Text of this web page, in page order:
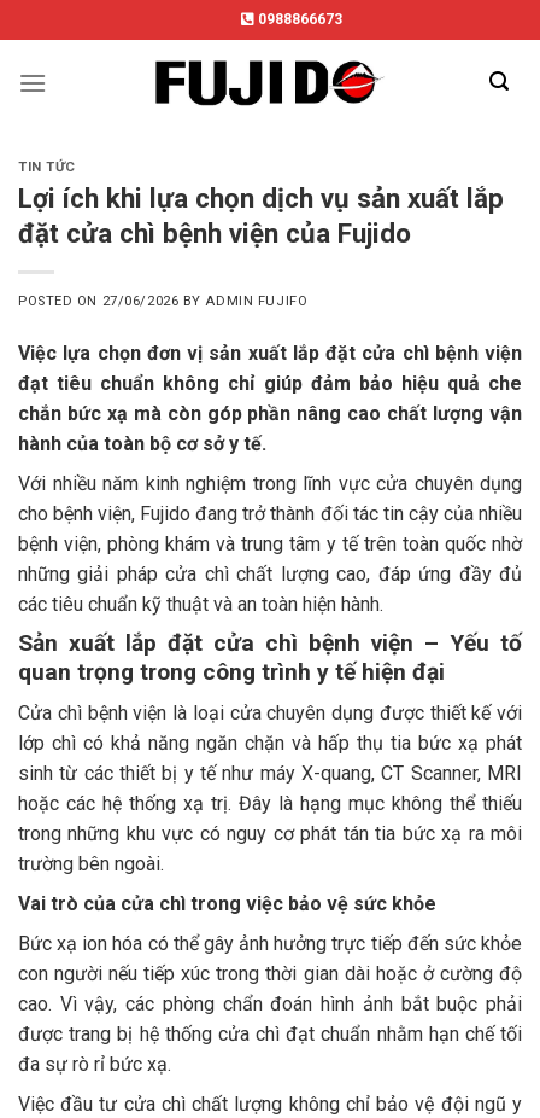
to
content
0988866673
TIN TỨC
Lợi ích khi lựa chọn dịch vụ sản xuất lắp
đặt cửa chì bệnh viện của Fujido
POSTED ON 27/06/2026 BY ADMIN FUJIFO
Việc lựa chọn đơn vị sản xuất lắp đặt cửa chì bệnh viện
đạt tiêu chuẩn không chỉ giúp đảm bảo hiệu quả che
chắn bức xạ mà còn góp phần nâng cao chất lượng vận
hành của toàn bộ cơ sở y tế.
Với nhiều năm kinh nghiệm trong lĩnh vực cửa chuyên dụng
cho bệnh viện, Fujido đang trở thành đối tác tin cậy của nhiều
bệnh viện, phòng khám và trung tâm y tế trên toàn quốc nhờ
những giải pháp cửa chì chất lượng cao, đáp ứng đầy đủ
các tiêu chuẩn kỹ thuật và an toàn hiện hành.
Sản xuất lắp đặt cửa chì bệnh viện – Yếu tố
quan trọng trong công trình y tế hiện đại
Cửa chì bệnh viện là loại cửa chuyên dụng được thiết kế với
lớp chì có khả năng ngăn chặn và hấp thụ tia bức xạ phát
sinh từ các thiết bị y tế như máy X-quang, CT Scanner, MRI
hoặc các hệ thống xạ trị. Đây là hạng mục không thể thiếu
trong những khu vực có nguy cơ phát tán tia bức xạ ra môi
trường bên ngoài.
Vai trò của cửa chì trong việc bảo vệ sức khỏe
Bức xạ ion hóa có thể gây ảnh hưởng trực tiếp đến sức khỏe
con người nếu tiếp xúc trong thời gian dài hoặc ở cường độ
cao. Vì vậy, các phòng chẩn đoán hình ảnh bắt buộc phải
được trang bị hệ thống cửa chì đạt chuẩn nhằm hạn chế tối
đa sự rò rỉ bức xạ.
Việc đầu tư cửa chì chất lượng không chỉ bảo vệ đội ngũ y